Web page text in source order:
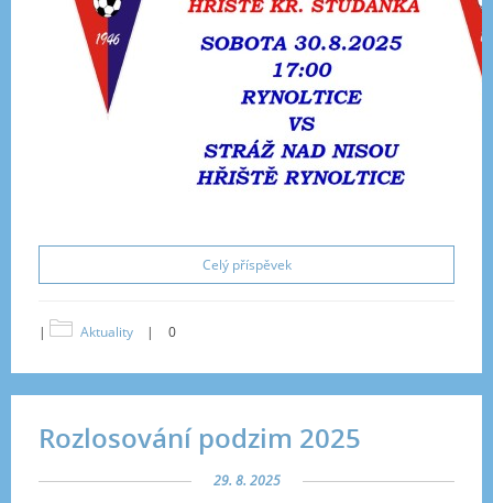
Celý příspěvek
| Aktuality | 0
Rozlosování podzim 2025
29. 8. 2025